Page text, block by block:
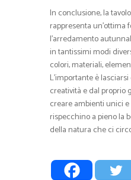
In conclusione, la
rappresenta un’ottima
l’arredamento
in tantissimi modi
colori, materiali,
L’importante è
creatività e dal proprio
creare ambienti unici
rispecchino a pieno la
della natura che ci